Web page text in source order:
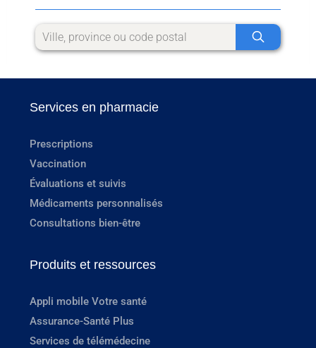
Services en pharmacie
Prescriptions
Vaccination
Évaluations et suivis
Médicaments personnalisés
Consultations bien-être
Produits et ressources
Appli mobile Votre santé
Assurance-Santé Plus
Services de télémédecine